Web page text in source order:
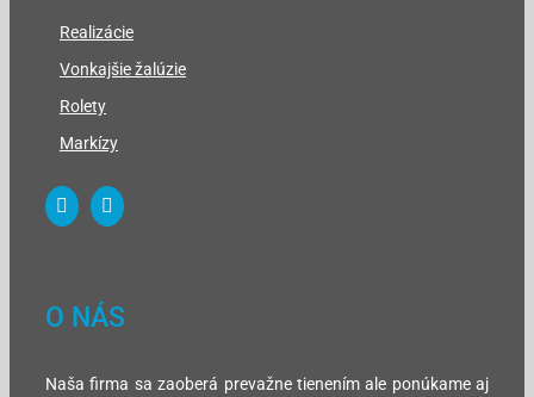
Realizácie
Vonkajšie žalúzie
Rolety
Markízy
O NÁS
Naša firma sa zaoberá prevažne tienením ale ponúkame aj